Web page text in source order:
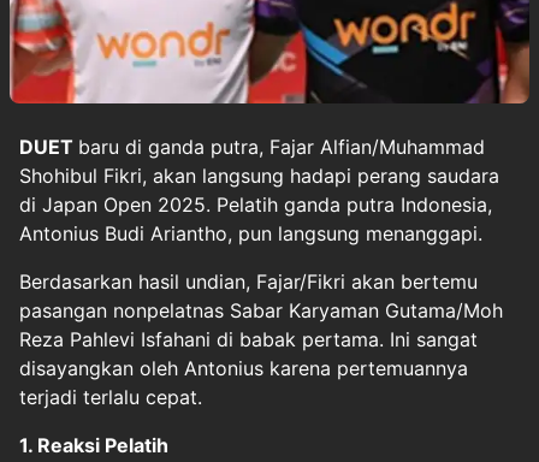
DUET baru di ganda putra, Fajar Alfian/Muhammad
Shohibul Fikri, akan langsung hadapi perang saudara
di Japan Open 2025. Pelatih ganda putra Indonesia,
Antonius Budi Ariantho, pun langsung menanggapi.
Berdasarkan hasil undian, Fajar/Fikri akan bertemu
pasangan nonpelatnas Sabar Karyaman Gutama/Moh
Reza Pahlevi Isfahani di babak pertama. Ini sangat
disayangkan oleh Antonius karena pertemuannya
terjadi terlalu cepat.
1. Reaksi Pelatih